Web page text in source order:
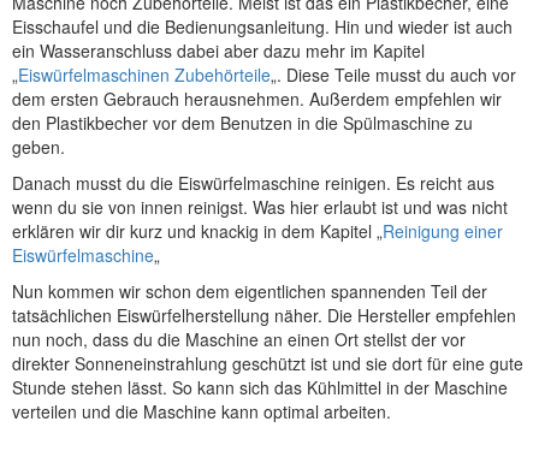
Eisschaufel und die Bedienungsanleitung. Hin und wieder ist auch
ein Wasseranschluss dabei aber dazu mehr im Kapitel
„Eiswürfelmaschinen Zubehörteile„. Diese Teile musst du auch vor
dem ersten Gebrauch herausnehmen. Außerdem empfehlen wir
den Plastikbecher vor dem Benutzen in die Spülmaschine zu
geben.
Danach musst du die Eiswürfelmaschine reinigen. Es reicht aus
wenn du sie von innen reinigst. Was hier erlaubt ist und was nicht
erklären wir dir kurz und knackig in dem Kapitel „Reinigung einer
Eiswürfelmaschine„
Nun kommen wir schon dem eigentlichen spannenden Teil der
tatsächlichen Eiswürfelherstellung näher. Die Hersteller empfehlen
nun noch, dass du die Maschine an einen Ort stellst der vor
direkter Sonneneinstrahlung geschützt ist und sie dort für eine gute
Stunde stehen lässt. So kann sich das Kühlmittel in der Maschine
verteilen und die Maschine kann optimal arbeiten.